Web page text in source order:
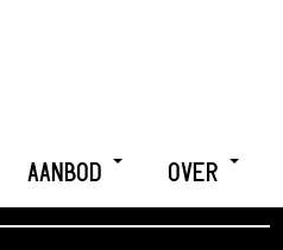
AANBOD OVER